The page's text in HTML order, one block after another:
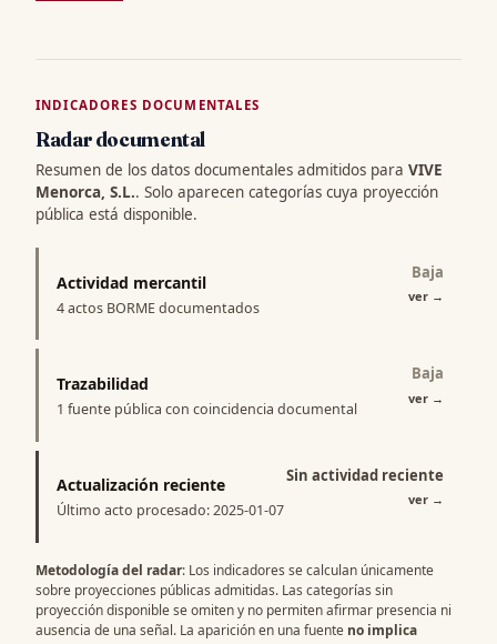
INDICADORES DOCUMENTALES
Radar documental
Resumen de los datos documentales admitidos para VIVE
Menorca, S.L.. Solo aparecen categorías cuya proyección
pública está disponible.
Actividad mercantil
4 actos BORME documentados
Baja
ver →
Trazabilidad
1 fuente pública con coincidencia documental
Baja
ver →
Actualización reciente
Último acto procesado: 2025-01-07
Sin actividad reciente
ver →
Metodología del radar: Los indicadores se calculan únicamente
sobre proyecciones públicas admitidas. Las categorías sin
proyección disponible se omiten y no permiten afirmar presencia ni
ausencia de una señal. La aparición en una fuente no implica